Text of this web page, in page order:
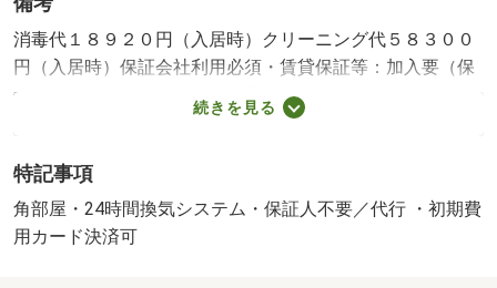
消毒代１８９２０円（入居時）クリーニング代５８３００
円（入居時）保証会社利用必須・賃貸保証等：加入要（保
証料：請求月額の１ヶ月分（最低保証料２万円）継続保証
料１万円／年）・鍵交換代：あり２７，５００円～・維持
オートロック付きマンション１Ｋタイプ◆◆東北本線『太
子堂駅』まで徒歩６分◆ＴＶモニターホン、追焚、浴室乾
燥機、ＩＨシステムキッチン、宅配ボックス付きです◆・
続きを見る
特記事項
角部屋・24時間換気システム・保証人不要／代行 ・初期費
用カード決済可